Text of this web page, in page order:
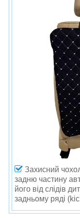
Захисний
задню частину
його від слідів
задньому ряді